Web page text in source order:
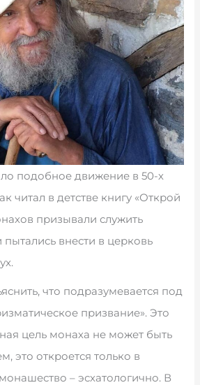
подобное движение в 50-х
читал в детстве книгу «Открой
призывали служить
внести в церковь
что подразумевается под
призвание». Это
цель монаха не может быть
это откроется только в
– эсхатологично. В